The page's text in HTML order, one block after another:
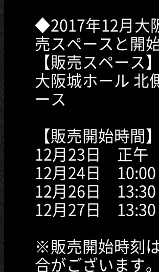
◆2017年12月大
売スペースと開
【販売スペース
大阪城ホール 北
ース
【販売開始時間
12月23日 正午
12月24日 10:00
12月26日 13:30
12月27日 13:30
※販売開始時刻
合がございます